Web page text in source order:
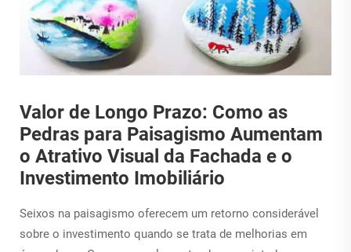
Valor de Longo Prazo: Como as
Pedras para Paisagismo Aumentam
o Atrativo Visual da Fachada e o
Investimento Imobiliário
Seixos na paisagismo oferecem um retorno considerável
sobre o investimento quando se trata de melhorias em